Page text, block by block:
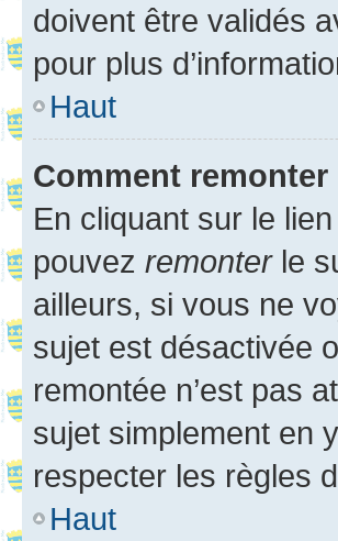
doivent être validés
pour plus
Haut
Comment
En cliquant sur le
pouvez remonterle
ailleurs, si vous ne
sujet est désactivée
remontée n’est pas
sujet simplement en
respecter les règles
Haut